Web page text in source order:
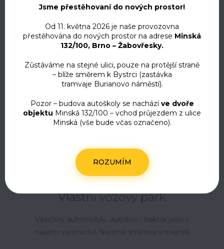
Dlouholeté zkušenosti
Díky tomu poskytujeme opravdu
profesionální přístup
Vlastní vozový park
Všechny automobily, autobus i traktor jsou v
našem vlastnictví. Nejsme limitováni majiteli
Jsme přestěhovaní do nových prostor!
Od 11. května 2026 je naše provozovna
přestěhována do nových prostor na adrese Minská
132/100, Brno – Žabovřesky.
Zůstáváme na stejné ulici, pouze na protější straně
– blíže směrem k Bystrci (zastávka
tramvaje Burianovo náměstí).
Pozor – budova autoškoly se nacházíve dvoře
objektu Minská 132/100 – vchod průjezdem z ulice
Minská (vše bude včas označeno).
ROZUMÍM